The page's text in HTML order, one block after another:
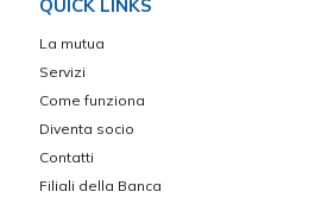
QUICK LINKS
La mutua
Servizi
Come funziona
Diventa socio
Contatti
Filiali della Banca